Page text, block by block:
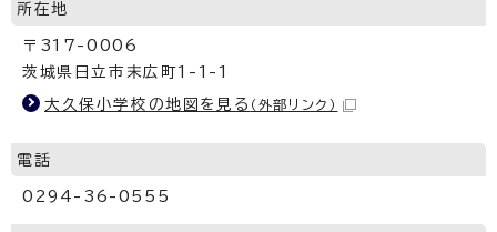
所在地
〒317-0006
茨城県日立市末広町1-1-1
大久保小学校の地図を見る （外部リンク）
電話
0294-36-0555